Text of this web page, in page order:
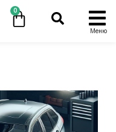
0
Меню